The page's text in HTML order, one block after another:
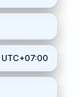
UTC+07:00